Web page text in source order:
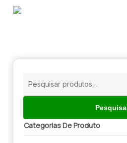
Skip
🔍
Pesquisa
Categorias De Produto